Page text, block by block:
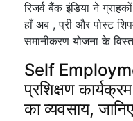
रिजर्व बैंक इंडिया ने
हाँ अब , प्री और पोस्ट
समानीकरण योजना के
Self
प्रशिक्षण
का व्यवसाय,